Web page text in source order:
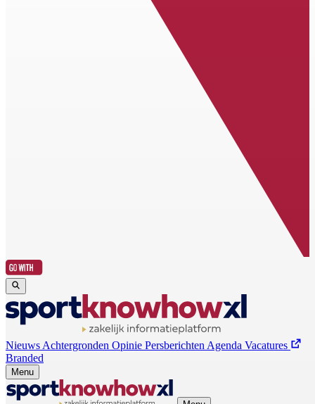
Nieuws Achtergronden Opinie Persberichten Agenda Vacatures
Branded
Menu